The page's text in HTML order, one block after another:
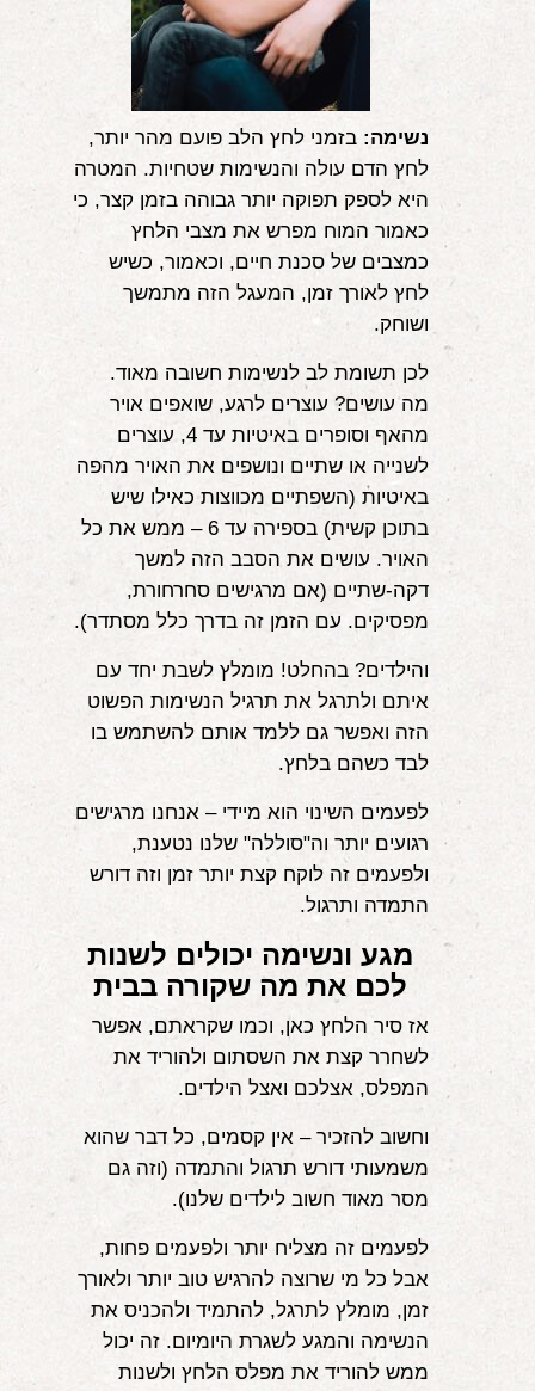
נשימה: בזמני לחץ הלב פועם מהר יותר,
לחץ הדם עולה והנשימות שטחיות. המטרה
היא לספק תפוקה יותר גבוהה בזמן קצר, כי
כאמור המוח מפרש את מצבי הלחץ
כמצבים של סכנת חיים, וכאמור, כשיש
לחץ לאורך זמן, המעגל הזה מתמשך
ושוחק.
לכן תשומת לב לנשימות חשובה מאוד.
מה עושים? עוצרים לרגע, שואפים אויר
מהאף וסופרים באיטיות עד 4, עוצרים
לשנייה או שתיים ונושפים את האויר מהפה
באיטיות (השפתיים מכווצות כאילו שיש
בתוכן קשית) בספירה עד 6 – ממש את כל
האויר. עושים את הסבב הזה למשך
דקה-שתיים (אם מרגישים סחרחורת,
מפסיקים. עם הזמן זה בדרך כלל מסתדר).
והילדים? בהחלט! מומלץ לשבת יחד עם
איתם ולתרגל את תרגיל הנשימות הפשוט
הזה ואפשר גם ללמד אותם להשתמש בו
לבד כשהם בלחץ.
לפעמים השינוי הוא מיידי – אנחנו מרגישים
רגועים יותר וה"סוללה" שלנו נטענת,
ולפעמים זה לוקח קצת יותר זמן וזה דורש
התמדה ותרגול.
מגע ונשימה יכולים לשנות
לכם את מה שקורה בבית
אז סיר הלחץ כאן, וכמו שקראתם, אפשר
לשחרר קצת את השסתום ולהוריד את
המפלס, אצלכם ואצל הילדים.
וחשוב להזכיר – אין קסמים, כל דבר שהוא
משמעותי דורש תרגול והתמדה (וזה גם
מסר מאוד חשוב לילדים שלנו).
לפעמים זה מצליח יותר ולפעמים פחות,
אבל כל מי שרוצה להרגיש טוב יותר ולאורך
זמן, מומלץ לתרגל, להתמיד ולהכניס את
הנשימה והמגע לשגרת היומיום. זה יכול
ממש להוריד את מפלס הלחץ ולשנות